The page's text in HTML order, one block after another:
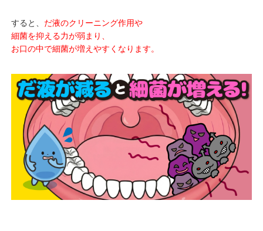
すると、 だ液のクリーニング作用や
細菌を抑える力が弱まり、
お口の中で細菌が増えやすくなります。